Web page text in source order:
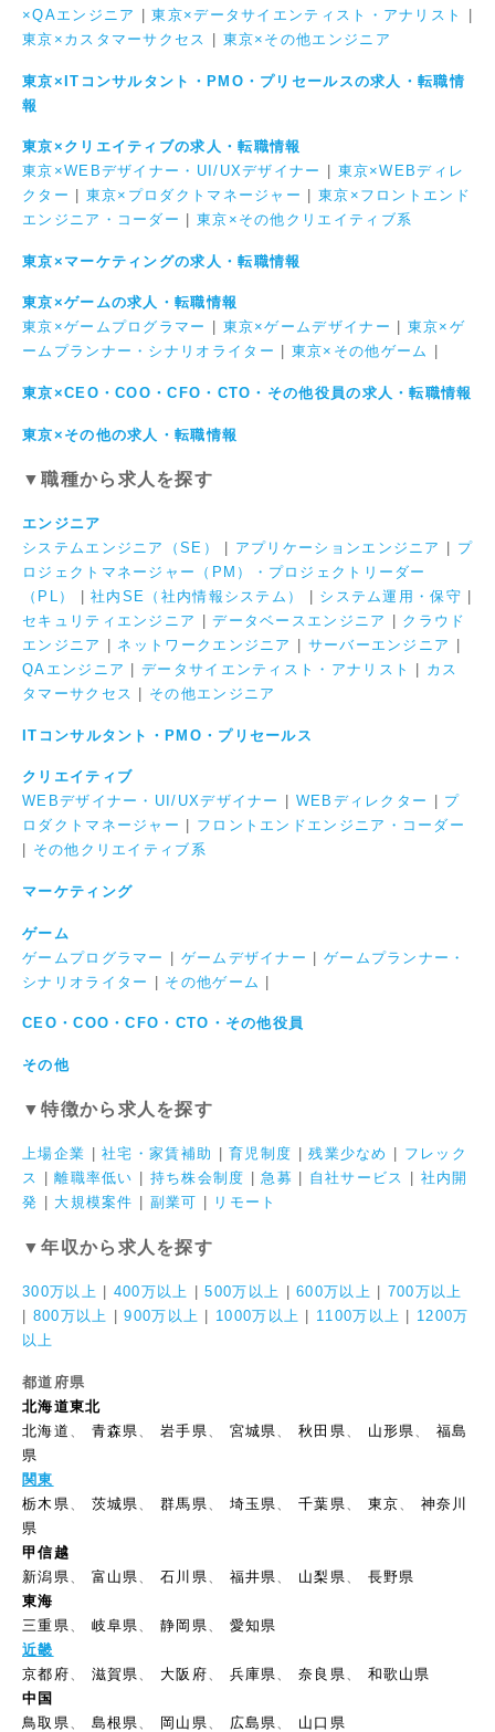
×QAエンジニア |東京×データサイエンティスト・アナリスト
東京×カスタマーサクセス
東京×その他エンジニア
東京×ITコンサルタント・PMO・プリセールスの求人・転職情
報
東京×クリエイティブの求人・転職情報
東京×WEBデザイナー・UI/UXデザイナー
東京×WEBディレ
クター
東京×プロダクトマネージャー
東京×フロントエンド
エンジニア・コーダー
東京×その他クリエイティブ系
東京×マーケティングの求人・転職情報
東京×ゲームの求人・転職情報
東京×ゲームプログラマー
東京×ゲームデザイナー
東京×ゲ
ームプランナー・シナリオライター
東京×その他ゲーム
東京×CEO・COO・CFO・CTO・その他役員の求人・転職情報
東京×その他の求人・転職情報
▼職種から求人を探す
エンジニア
システムエンジニア（SE）
アプリケーションエンジニア
プ
ロジェクトマネージャー（PM）・プロジェクトリーダー
（PL）
|社内SE（社内情報システム） システム運用・保守
セキュリティエンジニア
|データベースエンジニア
クラウド
エンジニア
ネットワークエンジニア サーバーエンジニア
QAエンジニア
|データサイエンティスト・アナリスト
カス
タマーサクセス
その他エンジニア
ITコンサルタント・PMO・プリセールス
クリエイティブ
WEBデザイナー・UI/UXデザイナー
WEBディレクター
プ
ロダクトマネージャー
フロントエンドエンジニア・コーダー
その他クリエイティブ系
マーケティング
ゲーム
ゲームプログラマー | ゲームデザイナー | ゲームプランナー・
シナリオライター | その他ゲーム |
CEO・COO・CFO・CTO・その他役員
その他
▼特徴から求人を探す
上場企業 |社宅・家賃補助 |育児制度 |残業少なめ
フレック
ス
|離職率低い 持ち株会制度 |急募 自社サービス
社内開
発
大規模案件 副業可 リモート
▼年収から求人を探す
300万以上 400万以上 |500万以上 |600万以上
700万以上
800万以上 |900万以上 1000万以上 1100万以上
1200万
以上
都道府県
北海道東北
北海道
青森県 、岩手県 宮城県 、秋田県 山形県 、福島
県
関東
栃木県
茨城県 、群馬県 埼玉県 、千葉県 東京
神奈川
県
甲信越
新潟県
富山県 、石川県 福井県 山梨県
長野県
東海
三重県
岐阜県 、静岡県
愛知県
近畿
京都府
滋賀県 大阪府 兵庫県 、奈良県
和歌山県
中国
鳥取県
島根県 岡山県 広島県
山口県